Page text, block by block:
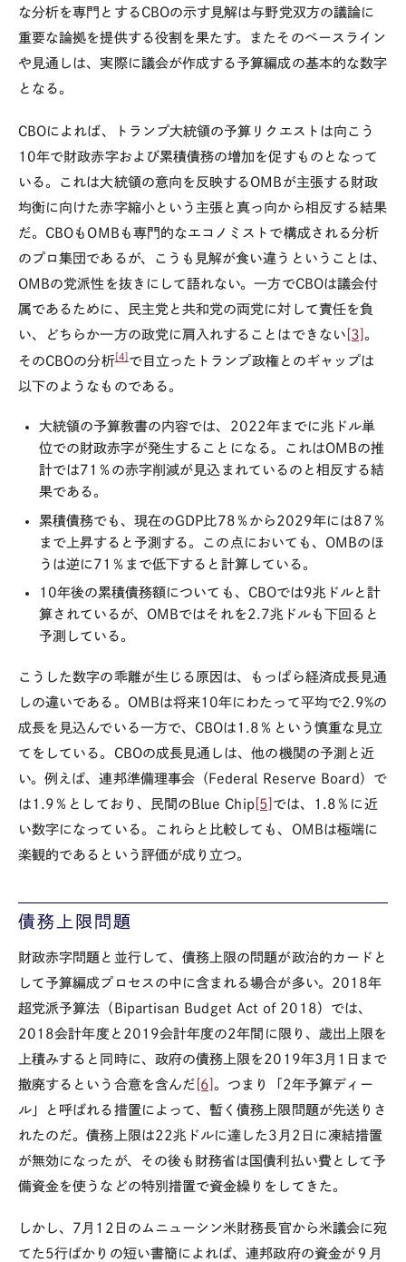
な分析を専門とするCBOの示す見解は与野党双方の議論に
重要な論拠を提供する役割を果たす。またそのベースライン
や見通しは、実際に議会が作成する予算編成の基本的な数字
となる。
CBOによれば、トランプ大統領の予算リクエストは向こう
10年で財政赤字および累積債務の増加を促すものとなって
いる。これは大統領の意向を反映するOMBが主張する財政
均衡に向けた赤字縮小という主張と真っ向から相反する結果
だ。CBOもOMBも専門的なエコノミストで構成される分析
のプロ集団であるが、こうも見解が食い違うということは、
OMBの党派性を抜きにして語れない。一方でCBOは議会付
属であるために、民主党と共和党の両党に対して責任を負
い、どちらか一方の政党に肩入れすることはできない [3] 。
そのCBOの分析 [4] で目立ったトランプ政権とのギャップは
以下のようなものである。
大統領の予算教書の内容では、2022年までに兆ドル単
位での財政赤字が発生することになる。これはOMBの推
計では71％の赤字削減が見込まれているのと相反する結
果である。
累積債務でも、現在のGDP比78％から2029年には87％
まで上昇すると予測する。この点においても、OMBのほ
うは逆に71％まで低下すると計算している。
10年後の累積債務額についても、CBOでは9兆ドルと計
算されているが、OMBではそれを2.7兆ドルも下回ると
予測している。
こうした数字の乖離が生じる原因は、もっぱら経済成長見通
しの違いである。OMBは将来10年にわたって平均で2.9%の
成長を見込んでいる一方で、CBOは1.8％という慎重な見立
てをしている。CBOの成長見通しは、他の機関の予測と近
い。例えば、連邦準備理事会（Federal Reserve Board）で
は1.9％としており、民間のBlue Chip[5] では、1.8％に近
い数字になっている。これらと比較しても、OMBは極端に
楽観的であるという評価が成り立つ。
債務上限問題
財政赤字問題と並行して、債務上限の問題が政治的カードと
して予算編成プロセスの中に含まれる場合が多い。2018年
超党派予算法（Bipartisan Budget Act of 2018）では、
2018会計年度と2019会計年度の2年間に限り、歳出上限を
上積みすると同時に、政府の債務上限を2019年3月1日まで
撤廃するという合意を含んだ [6] 。つまり「2年予算ディー
ル」と呼ばれる措置によって、暫く債務上限問題が先送りさ
れたのだ。債務上限は22兆ドルに達した3月2日に凍結措置
が無効になったが、その後も財務省は国債利払い費として予
備資金を使うなどの特別措置で資金繰りをしてきた。
しかし、7月12日のムニューシン米財務長官から米議会に宛
てた5行ばかりの短い書簡によれば、連邦政府の資金が９月